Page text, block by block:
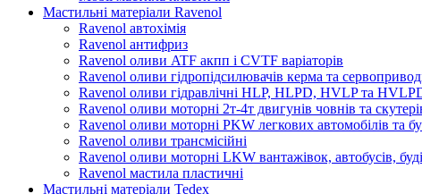
Мастильні матеріали Ravenol
Ravenol автохімія
Ravenol антифриз
Ravenol оливи ATF акпп і CVTF варіаторів
Ravenol оливи гідропідсилювачів керма та
Ravenol оливи гідравлічні HLP, HLPD, HVLP та
Ravenol оливи моторні 2т-4т двигунів човнів та
Ravenol оливи моторні PKW легкових автомобілів та
Ravenol оливи трансмісійні
Ravenol оливи моторні LKW вантажівок, автобусів,
Ravenol мастила пластичні
Мастильні матеріали Tedex